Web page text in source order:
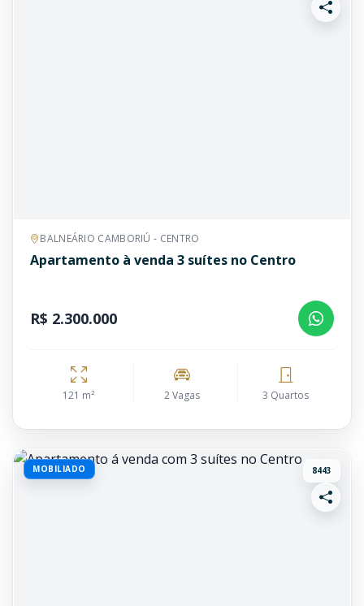
BALNEÁRIO CAMBORIÚ - CENTRO
Apartamento à venda 3 suítes no Centro
R$ 2.300.000
121 m² 2 Vagas 3 Quartos
MOBILIADO 8443